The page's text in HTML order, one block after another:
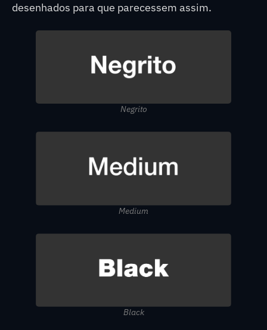
desenhados para que parecessem assim.
Negrito
Medium
Black